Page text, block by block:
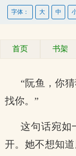
字体： 大 中
首页 书架
“阮鱼，你
找你。”
这句话宛如
开。她不想知